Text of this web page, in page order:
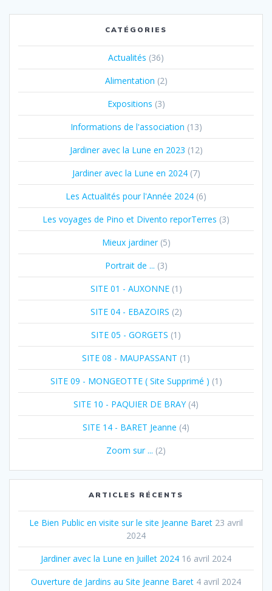
CATÉGORIES
Actualités (36)
Alimentation (2)
Expositions (3)
Informations de l'association (13)
Jardiner avec la Lune en 2023 (12)
Jardiner avec la Lune en 2024(7)
Les Actualités pour l'Année 2024 (6)
Les voyages de Pino et Divento reporTerres (3)
Mieux jardiner(5)
Portrait de ... (3)
SITE 01 - AUXONNE(1)
SITE 04 - EBAZOIRS (2)
SITE 05 - GORGETS (1)
SITE 08 - MAUPASSANT (1)
SITE 09 - MONGEOTTE ( Site Supprimé ) (1)
SITE 10 - PAQUIER DE BRAY(4)
SITE 14 - BARET Jeanne (4)
Zoom sur ... (2)
ARTICLES RÉCENTS
Le Bien Public en visite sur le site Jeanne Baret 23 avril
2024
Jardiner avec la Lune en Juillet 2024 16 avril 2024
Ouverture de Jardins au Site Jeanne Baret 4 avril 2024